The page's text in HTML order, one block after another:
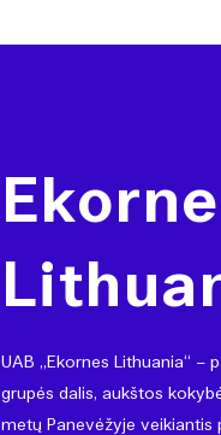
UAB „Ekornes Lithuania“ –
grupės dalis, aukštos
metų Panevėžyje veikiantis